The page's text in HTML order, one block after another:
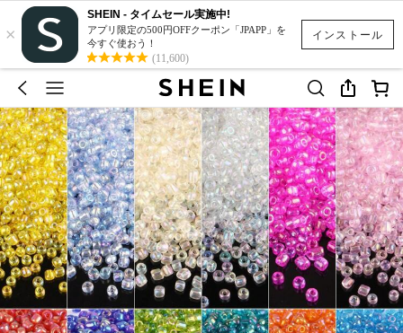
インストール
×
SHEIN - タイムセール実施中!
アプリ限定の500円OFFクーポン「JPAPP」を
今すぐ使おう！
(11,600)